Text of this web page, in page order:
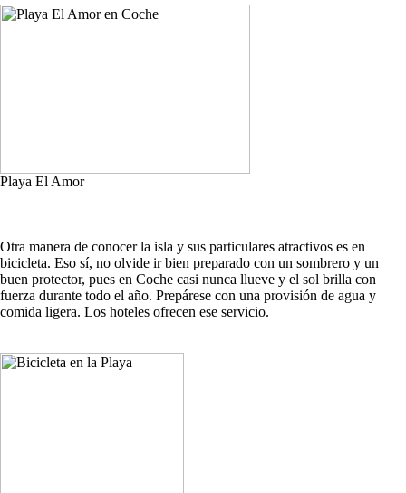
Playa El Amor
Otra manera de conocer la isla y sus particulares atractivos es en
bicicleta. Eso sí, no olvide ir bien preparado con un sombrero y un
buen protector, pues en Coche casi nunca llueve y el sol brilla con
fuerza durante todo el año. Prepárese con una provisión de agua y
comida ligera. Los hoteles ofrecen ese servicio.